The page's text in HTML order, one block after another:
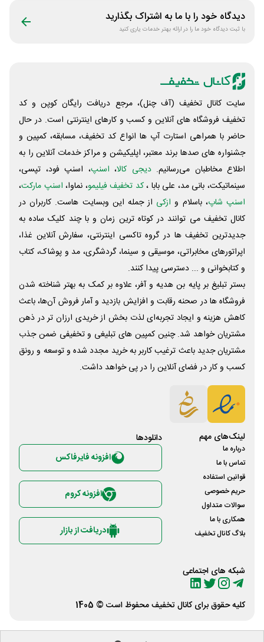
دیدگاه خود را با ما به اشتراک بگذارید
با ثبت دیدگاه خود ما را در ارائه بهتر خدمات یاری کنید
سایت کانال تخفیف (آف چنل)، مرجع دریافت رایگان کوپن و کد
تخفیف فروشگاه های آنلاین و کسب و‌ کارهای اینترنتی است. در حال
حاضر با همراهی استارت آپ ها انواع کد تخفیف، مسابقه، کمپین و
جشنواره های صدها برند معتبر، اپلیکیشن و مراکز خدمات آنلاین را به
اطلاع مخاطبان می‌رسانیم. دیجی کالا، اسنپ، اسنپ فود، تپسی،
سینماتیکت، بانی مد، علی‌ بابا ،کد تخفیف فیلیمو، نماوا، اسنپ مارکت،
اسنپ شاپ، باسلام و ازکی از جمله این وبسایت ‌هاست. کاربران در
کانال تخفیف می توانند در کوتاه ترین زمان و با چند کلیک ساده به
جدیدترین تخفیف ها در گروه تاکسی اینترنتی، سفارش آنلاین غذا،
اپراتورهای مخابراتی، موسیقی و سینما، گردشگری، مد و پوشاک، کتاب
و کتابخوانی و ... دسترسی پیدا کنند.
بستر تبلیغ بر پایه بن هدیه و آفر، علاوه بر کمک به بهتر شناخته شدن
فروشگاه ها در صحنه رقابت و افزایش بازدید و آمار فروش آن‌ها، باعث
کاهش هزینه و ایجاد تجربه‌ای لذت بخش از خریدی ارزان تر در ذهن
مشتریان خواهد شد. چنین کمپین های تبلیغی و تخفیفی ضمن جذب
مشتریان جدید باعث ترغیب کاربر به خرید مجدد شده و توسعه و رونق
کسب و کار در فضای آنلاین را در پی خواهد داشت.
لینک‌های مهم
درباره ما
تماس با ما
قوانین استفاده
حریم خصوصی
سوالات متداول
همکاری با ما
بلاگ کانال تخفیف
شبکه های اجتماعی
دانلود‌ها
افزونه فایرفاکس
افزونه کروم
دریافت از بازار
کلیه حقوق برای کانال تخفیفمحفوظ است © 1405